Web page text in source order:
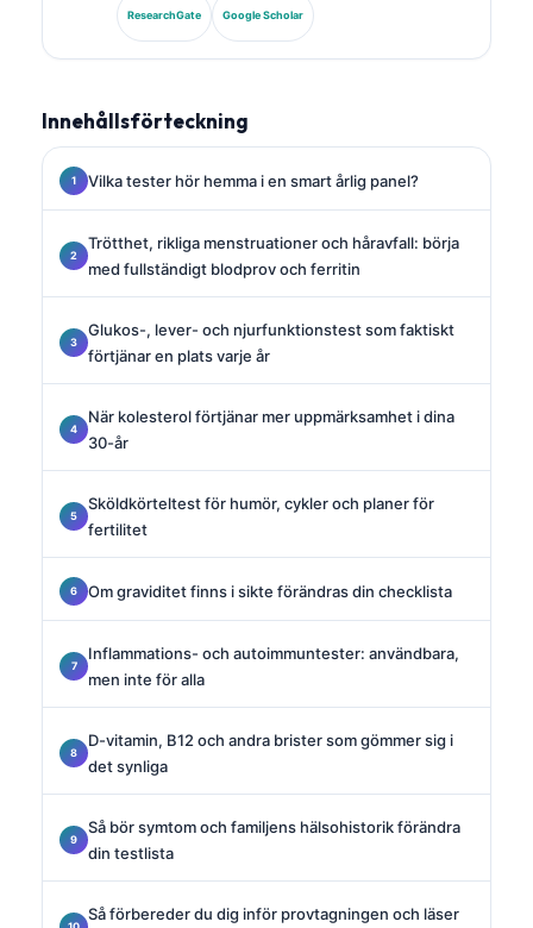
Chemistry, och han specialiserar sig på analys av
diagnostiska paneler, standardisering av biomarkörer
ResearchGate Google Scholar
Innehållsförteckning
Vilka tester hör hemma i en smart årlig panel?
Trötthet, rikliga menstruationer och håravfall: börja
med fullständigt blodprov och ferritin
Glukos-, lever- och njurfunktionstest som faktiskt
förtjänar en plats varje år
När kolesterol förtjänar mer uppmärksamhet i dina
30-år
Sköldkörteltest för humör, cykler och planer för
fertilitet
Om graviditet finns i sikte förändras din checklista
Inflammations- och autoimmuntester: användbara,
men inte för alla
D-vitamin, B12 och andra brister som gömmer sig i
det synliga
Så bör symtom och familjens hälsohistorik förändra
din testlista
Så förbereder du dig inför provtagningen och läser